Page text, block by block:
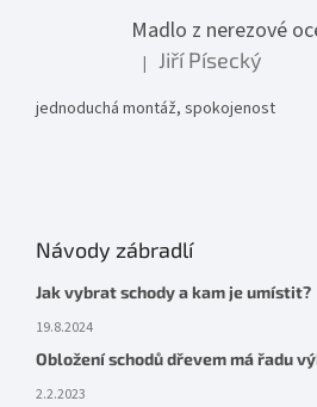
Hodnocení produktu je 5
| Jiří Písecký
jednoduchá montáž, spokojenost
Návody zábradlí
Jak vybrat schody a kam je umístit?
19.8.2024
Obložení schodů dřevem má řadu
2.2.2023